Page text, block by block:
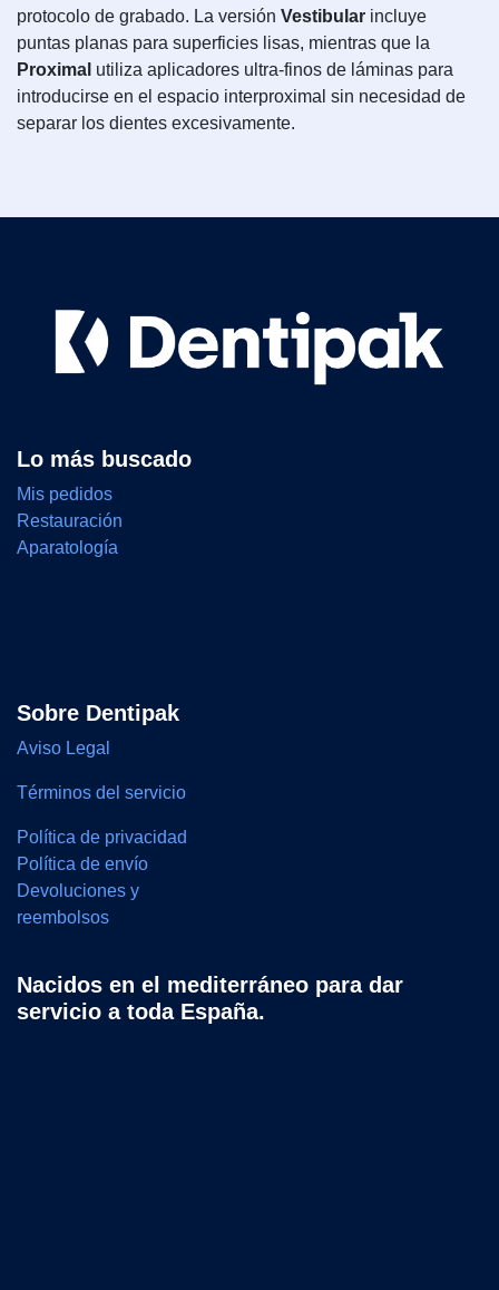
protocolo de grabado. La versión Vestibular incluye
puntas planas para superficies lisas, mientras que la
Proximal utiliza aplicadores ultra-finos de láminas para
introducirse en el espacio interproximal sin necesidad de
separar los dientes excesivamente.
Lo más buscado
Mis pedidos
Restauración
Aparatología
Sobre Dentipak
Aviso Legal
Términos del servicio
Política de privacidad
Política de envío
Devoluciones y
reembolsos
Nacidos en el mediterráneo para dar
servicio a toda España.